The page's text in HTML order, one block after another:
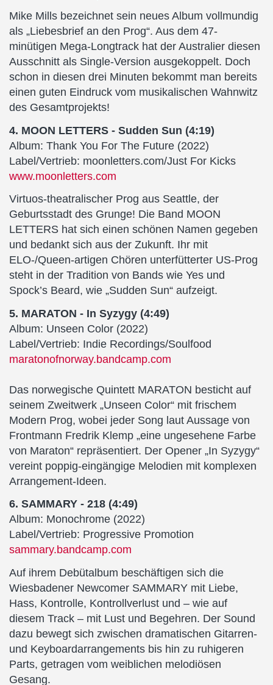
Mike Mills bezeichnet sein neues Album vollmundig
als „Liebesbrief an den Prog“. Aus dem 47-
minütigen Mega-Longtrack hat der Australier diesen
Ausschnitt als Single-Version ausgekoppelt. Doch
schon in diesen drei Minuten bekommt man bereits
einen guten Eindruck vom musikalischen Wahnwitz
des Gesamtprojekts!
4. MOON LETTERS - Sudden Sun (4:19)
Album: Thank You For The Future (2022)
Label/Vertrieb: moonletters.com/Just For Kicks
www.moonletters.com
Virtuos-theatralischer Prog aus Seattle, der
Geburtsstadt des Grunge! Die Band MOON
LETTERS hat sich einen schönen Namen gegeben
und bedankt sich aus der Zukunft. Ihr mit
ELO-/Queen-artigen Chören unterfütterter US-Prog
steht in der Tradition von Bands wie Yes und
Spock’s Beard, wie „Sudden Sun“ aufzeigt.
5. MARATON - In Syzygy (4:49)
Album: Unseen Color (2022)
Label/Vertrieb: Indie Recordings/Soulfood
maratonofnorway.bandcamp.com
Das norwegische Quintett MARATON besticht auf
seinem Zweitwerk „Unseen Color“ mit frischem
Modern Prog, wobei jeder Song laut Aussage von
Frontmann Fredrik Klemp „eine ungesehene Farbe
von Maraton“ repräsentiert. Der Opener „In Syzygy“
vereint poppig-eingängige Melodien mit komplexen
Arrangement-Ideen.
6. SAMMARY - 218 (4:49)
Album: Monochrome (2022)
Label/Vertrieb: Progressive Promotion
sammary.bandcamp.com
Auf ihrem Debütalbum beschäftigen sich die
Wiesbadener Newcomer SAMMARY mit Liebe,
Hass, Kontrolle, Kontrollverlust und – wie auf
diesem Track – mit Lust und Begehren. Der Sound
dazu bewegt sich zwischen dramatischen Gitarren-
und Keyboardarrangements bis hin zu ruhigeren
Parts, getragen vom weiblichen melodiösen
Gesang.